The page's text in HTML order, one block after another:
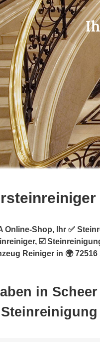
Online-Shop, Ihr ✅
☑️
Reiniger in 🌍
in